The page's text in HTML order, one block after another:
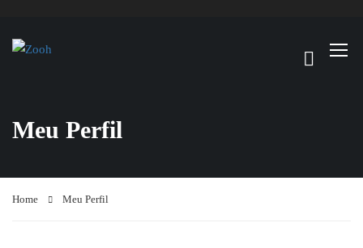
Meu Perfil
Home Meu Perfil